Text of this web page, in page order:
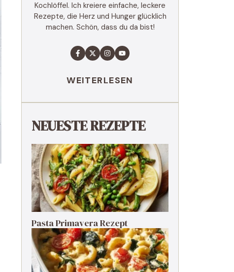
Kochlöffel. Ich kreiere einfache, leckere
Rezepte, die Herz und Hunger glücklich
machen. Schön, dass du da bist!
WEITERLESEN
NEUESTE REZEPTE
Pasta Primavera Rezept